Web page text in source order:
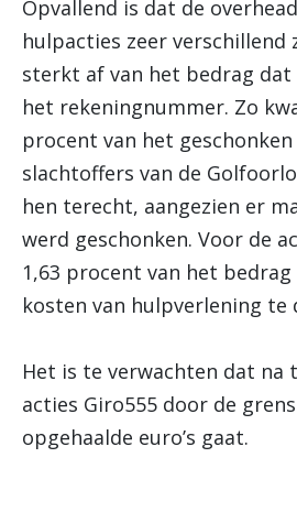
Opvallend is dat de
hulpacties zeer verschillend
sterkt af van het bedrag
het rekeningnummer. Zo
procent van het
slachtoffers van de
hen terecht, aangezien er
werd geschonken. Voor de
1,63 procent van het
kosten van hulpverlening te
Het is te verwachten dat na
acties Giro555 door de
opgehaalde euro’s gaat.